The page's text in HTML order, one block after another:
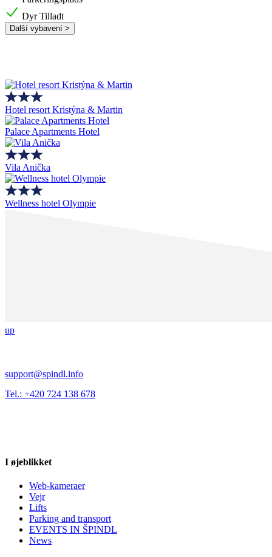
Dyr Tilladt
Další vybavení >
Hotel resort Kristýna & Martin
Palace Apartments Hotel
Vila Anička
Wellness hotel Olympie
up
support@spindl.info
Tel.: +420 724 138 678
I øjeblikket
Web-kameraer
Vejr
Lifts
Parking and transport
EVENTS IN ŠPINDL
News